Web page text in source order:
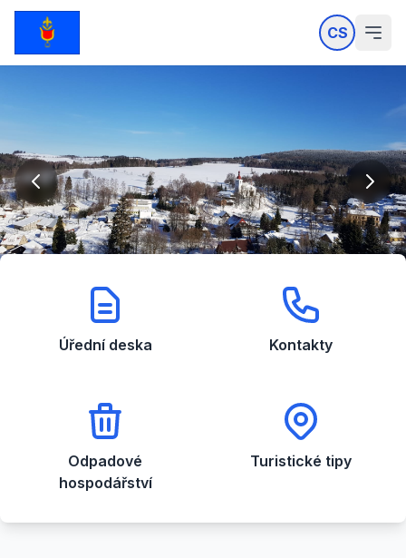
CS
Úřední deska Kontakty
Odpadové
hospodářství
Turistické tipy